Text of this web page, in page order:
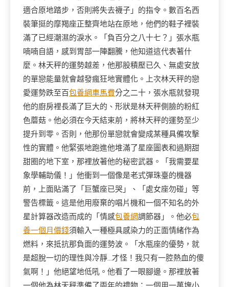
適合原地踏步，否則將失去襪子」的指令。數百名西
裝筆挺的摩羯座正整齊地站在原地，他們的鞋子裡裝
滿了已經潮濕的淚水。「負百分之八十七？」張水瓶
喃喃自語，感到胃部一陣翻騰，他知道這代表著什
麼。林天秤的運勢越差，他那股積壓已久、無處安放
的單戀能量就會越發瘋狂地實體化。上次林天秤的戀
愛運勢跌至百包養網車馬費分之二十，張水瓶就發現
他的廚房裡長滿了巨大的、形狀是林天秤側臉的粉紅
色蘑菇。他必須在今天結束前，將林天秤的運勢至少
提升到零。否則，他那份單戀就會變成某種具備攻擊
性的實體。他緊張地跑進他堆滿了星座圖表和過期甜
甜圈的地下室，那裡放著他的秘密武器。「我需要星
象學輔助儀！」他衝到一個像是老式彈珠臺的機器
前，上面貼滿了「巨蟹座已哭」、「處女座勿碰」等
警告標籤。這是他用廢棄的唱片機和一個不知名的外
星計算器改造而成的「情感包養網調節器」。他必包
養一個月價錢須輸入一種極具感染力的正面情緒作為
燃料，來抵抗那負面的運勢波。「水瓶座的優勢，就
是超脫一切的理性與冷靜…才怪！我只有一腔熱血的傻
氣啊！」他絕望地低吼。他看了一眼腳邊。那裡放著